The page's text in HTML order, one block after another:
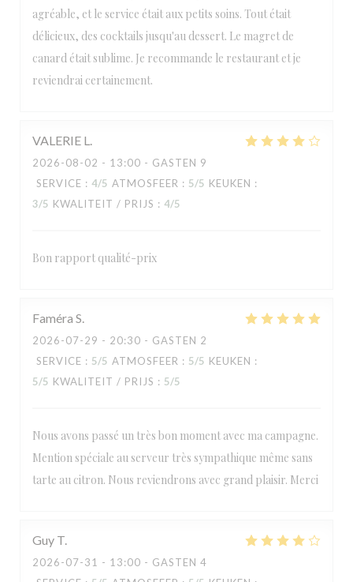
agréable, et le service était aux petits soins. Tout était
délicieux, des cocktails jusqu'au dessert. Le magret de
canard était sublime. Je recommande le restaurant et je
reviendrai certainement.
VALERIE L
2026-08-02 - 13:00 - GASTEN 9
SERVICE : 4/5 ATMOSFEER : 5/5 KEUKEN :
3/5 KWALITEIT / PRIJS : 4/5
Bon rapport qualité-prix
Faméra S
2026-07-29 - 20:30 - GASTEN 2
SERVICE : 5/5 ATMOSFEER : 5/5 KEUKEN :
5/5 KWALITEIT / PRIJS : 5/5
Nous avons passé un très bon moment avec ma campagne.
Mention spéciale au serveur très sympathique même sans
tarte au citron. Nous reviendrons avec grand plaisir. Merci
Guy T
2026-07-31 - 13:00 - GASTEN 4